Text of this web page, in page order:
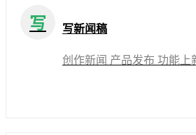
写 写新闻稿
创作新闻 产品发布 功能上